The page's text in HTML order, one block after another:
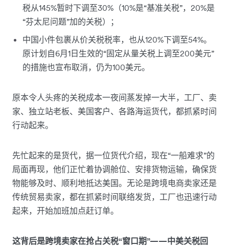
税从145%暂时下调至30%（10%是“基准关税”，20%是
“芬太尼问题”加的关税）；
中国小件包裹从价关税税率，也从120%下调至54%。
原计划自6月1日生效的“固定从量关税上调至200美元”
的措施也宣布取消，仍为100美元。
原本令人头疼的关税成本一夜间蒸发掉一大半，工厂、卖
家、独立站老板、美国客户、各路海运货代，都抓紧时间
行动起来。
先忙起来的是货代，据一位货代介绍，现在“一船难求”的
局面再现，他们正忙着协调舱位、安排货物运输，确保货
物能够及时、顺利地抵达美国。无论是跨境电商卖家还是
传统贸易卖家，都在抓紧时间联络发货，工厂也迅速行动
起来，开始加班加点赶订单。
这背后是跨境卖家在抢占关税“窗口期”——中美关税回